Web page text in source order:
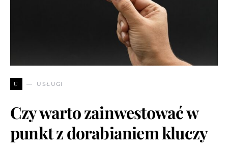
U USŁUGI
Czy warto zainwestować w
punkt z dorabianiem kluczy